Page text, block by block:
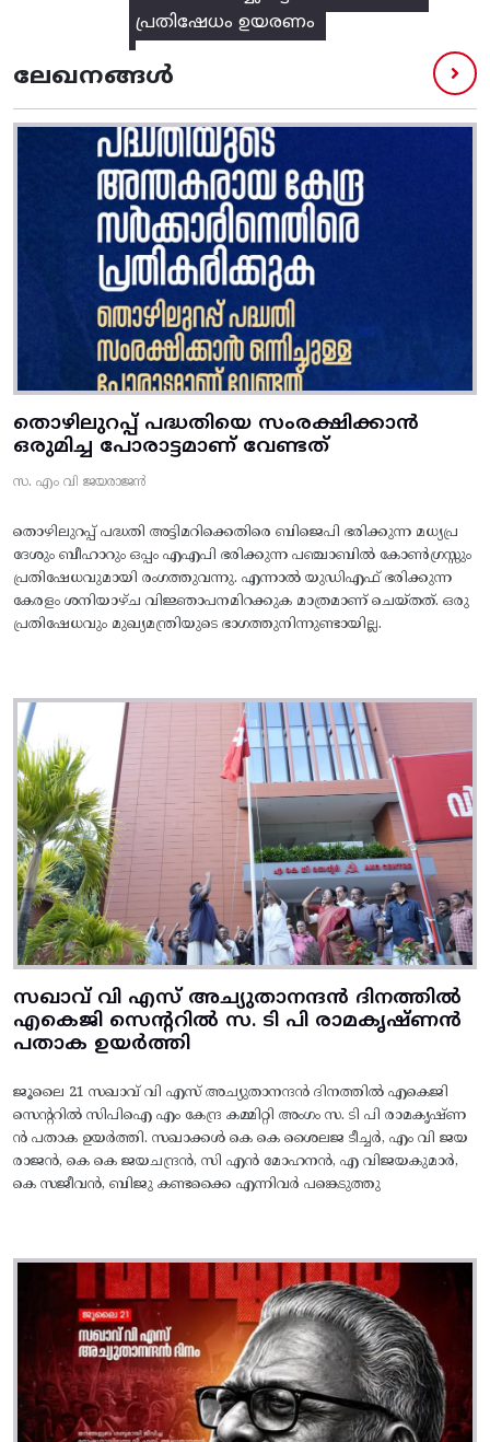
പ്രതിഷേധം ഉയരണം
ലേഖനങ്ങൾ
തൊഴിലുറപ്പ് പദ്ധതിയെ സംരക്ഷിക്കാൻ
ഒരുമിച്ച പോരാട്ടമാണ് വേണ്ടത്
സ. എം വി ജയരാജൻ
തൊഴിലുറപ്പ് പദ്ധതി അട്ടിമറിക്കെതിരെ ബിജെപി ഭരിക്കുന്ന മധ്യപ്ര
ദേശും ബീഹാറും ഒപ്പം എഎപി ഭരിക്കുന്ന പഞ്ചാബിൽ കോൺഗ്രസ്സും
പ്രതിഷേധവുമായി രംഗത്തുവന്നു. എന്നാൽ യുഡിഎഫ് ഭരിക്കുന്ന
കേരളം ശനിയാഴ്ച വിജ്ഞാപനമിറക്കുക മാത്രമാണ് ചെയ്തത്. ഒരു
പ്രതിഷേധവും മുഖ്യമന്ത്രിയുടെ ഭാഗത്തുനിന്നുണ്ടായില്ല.
സഖാവ് വി എസ് അച്യുതാനന്ദൻ ദിനത്തിൽ
എകെജി സെന്ററിൽ സ. ടി പി രാമകൃഷ്‌ണൻ
പതാക ഉയർത്തി
ജൂലൈ 21 സഖാവ് വി എസ് അച്യുതാനന്ദൻ ദിനത്തിൽ എകെജി
സെന്ററിൽ സിപിഐ എം കേന്ദ്ര കമ്മിറ്റി അംഗം സ. ടി പി രാമകൃഷ്‌ണ
ൻ പതാക ഉയർത്തി. സഖാക്കൾ കെ കെ ശൈലജ ടീച്ചർ, എം വി ജയ
രാജൻ, കെ കെ ജയചന്ദ്രൻ, സി എൻ മോഹനൻ, എ വിജയകുമാർ,
കെ സജീവൻ, ബിജു കണ്ടക്കൈ എന്നിവർ പങ്കെടുത്തു